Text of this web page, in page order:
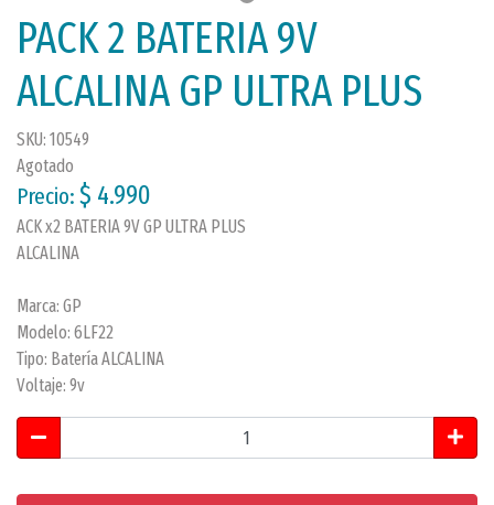
PACK 2 BATERIA 9V
ALCALINA GP ULTRA PLUS
SKU: 10549
Agotado
Precio: $ 4.990
ACK x2 BATERIA 9V GP ULTRA PLUS
ALCALINA
Marca: GP
Modelo: 6LF22
Tipo: Batería ALCALINA
Voltaje: 9v